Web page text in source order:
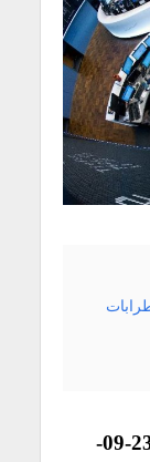
ارتفعت تداولات الاسهم الاوروبية 23-09-